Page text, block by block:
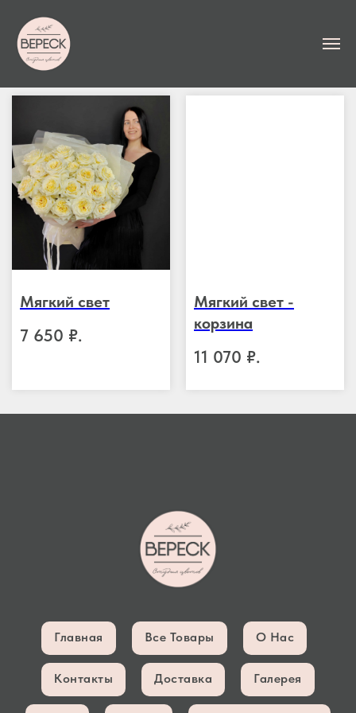
Мягкий свет
7 650 ₽.
Мягкий свет -
корзина
11 070 ₽.
Главная Все Товары О Нас
Контакты Доставка Галерея